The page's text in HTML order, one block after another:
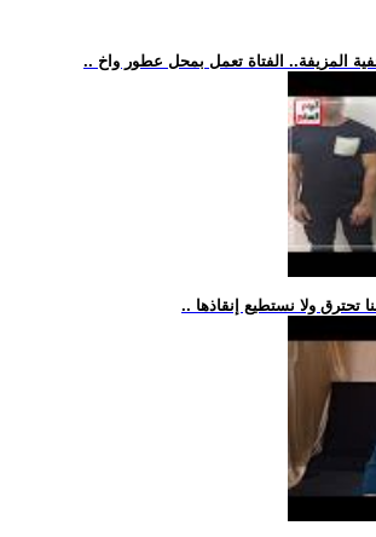
المزيفة.. الفتاة تعمل بمحل عطور واخ
تحترق ولا نستطيع إنقاذها